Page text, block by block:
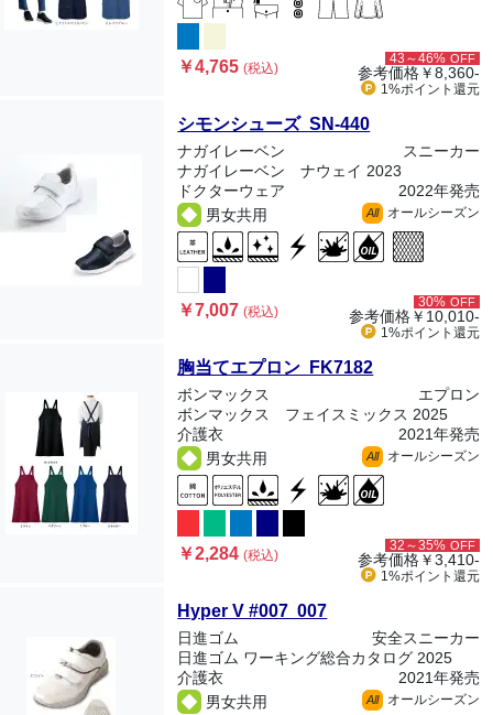
￥4,765(税込)
43～46% OFF
参考価格￥8,360-
1%ポイント 還元
シモンシューズ SN-440
ナガイレーベン
スニーカー
ナガイレーベン ナウェイ 2023
ドクターウェア
2022年発売
男女共用
All オールシーズン
￥7,007(税込)
30% OFF
参考価格￥10,010-
1%ポイント 還元
胸当てエプロン FK7182
ボンマックス
エプロン
ボンマックス フェイスミックス 2025
介護衣
2021年発売
男女共用
All オールシーズン
￥2,284(税込)
32～35% OFF
参考価格￥3,410-
1%ポイント 還元
Hyper V #007 007
日進ゴム
安全スニーカー
日進ゴム ワーキング総合カタログ 2025
介護衣
2021年発売
男女共用
All オールシーズン